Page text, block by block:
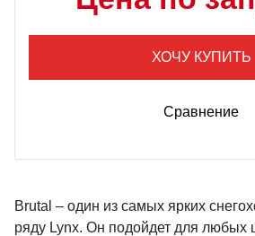
ХОЧУ КУПИТЬ
Сравнение
Brutal – один из самых ярких
ряду Lynx. Он подойдет для любых